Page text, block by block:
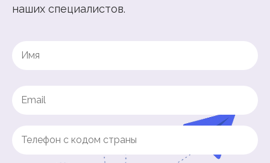
наших специалистов.
(Обязательно)